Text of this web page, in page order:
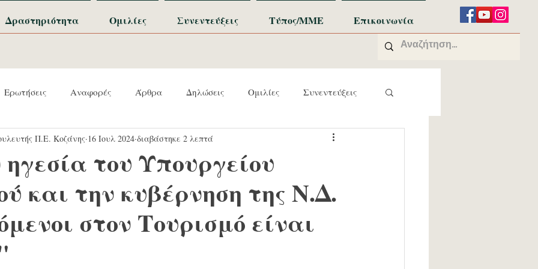
Δραστηριότητα Ομιλίες Συνεντεύξεις Τύπος/ΜΜΕ Επικοινωνία
Ερωτήσεις Αναφορές Άρθρα Δηλώσεις Ομιλίες Συνεντεύξεις
του Υπουργείου
και την κυβέρνηση της Ν.Δ.
στον Τουρισμό είναι
Π.Ε. Κοζάνης 16 Ιουλ 2024 διαβάστηκε 2 λεπτά